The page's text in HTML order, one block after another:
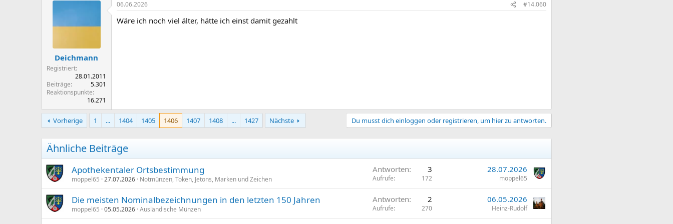
Deichmann
Registriert
28.01.2011
Beiträge
5.301
Reaktionspunkte
16.271
06.06.2026 #14.060
Wäre ich noch viel älter, hätte ich einst damit gezahlt
Vorherige 1 ... 1404 1405 1406 1407 1408 ... 1427 Nächste Du musst dich einloggen oder registrieren, um hier zu antworten.
Ähnliche Beiträge
Apothekentaler Ortsbestimmung
moppel65 27.07.2026 Notmünzen, Token, Jetons, Marken und Zeichen
Antworten 3
Aufrufe 172
28.07.2026
moppel65
Die meisten Nominalbezeichnungen in den letzten 150 Jahren
moppel65 05.05.2026 Ausländische Münzen
Antworten 2
Aufrufe 270
06.05.2026
Heinz-Rudolf